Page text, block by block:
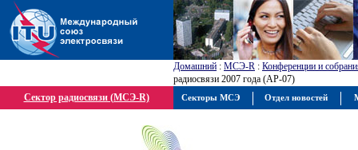
Домашний : МСЭ-R : Конференции и
радиосвязи 2007 года (АР-07)
Сектор радиосвязи (МСЭ-R)
Секторы МСЭ Отдел новостей